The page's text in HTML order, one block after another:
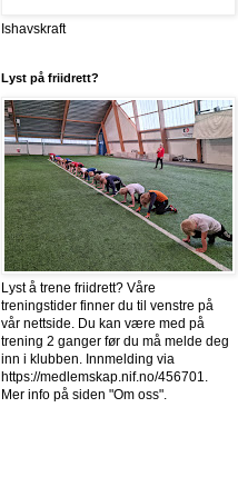
Ishavskraft
Lyst på friidrett?
Lyst å trene friidrett? Våre
treningstider finner du til venstre på
vår nettside. Du kan være med på
trening 2 ganger før du må melde deg
inn i klubben. Innmelding via
https://medlemskap.nif.no/456701.
Mer info på siden "Om oss".